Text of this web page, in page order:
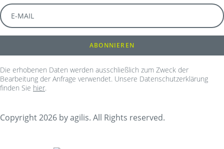
Die erhobenen Daten werden ausschließlich zum Zweck der
Bearbeitung der Anfrage verwendet. Unsere Datenschutzerklärung
finden Sie hier.
Copyright 2026 by agilis. All Rights reserved.